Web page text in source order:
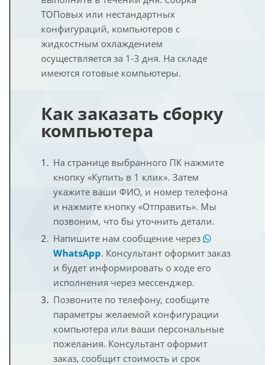
ТОПовых или нестандартных
конфигураций, компьютеров с
жидкостным охлаждением
осуществляется за 1-3 дня. На складе
имеются готовые компьютеры.
Как заказать сборку
компьютера
На странице выбранного ПК нажмите
кнопку «Купить в 1 клик». Затем
укажите ваши ФИО, и номер телефона
и нажмите кнопку «Отправить». Мы
позвоним, что бы уточнить детали.
Напишите нам сообщение через
WhatsApp. Консультант оформит заказ
и будет информировать о ходе его
исполнения через мессенджер.
Позвоните по телефону, сообщите
параметры желаемой конфигурации
компьютера или ваши персональные
пожелания. Консультант оформит
заказ, сообщит стоимость и срок